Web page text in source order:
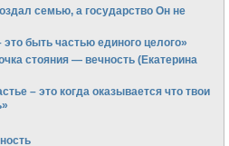
семью, а государство Он не
быть частью единого целого»
стояния — вечность (Екатерина
– это когда оказывается что твои